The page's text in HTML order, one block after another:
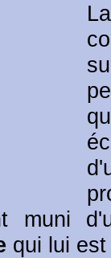
muni
qui lui